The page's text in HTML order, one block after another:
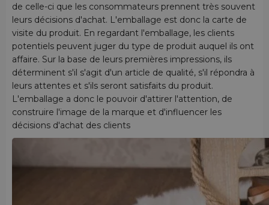
de celle-ci que les consommateurs prennent très souvent
leurs décisions d'achat. L'emballage est donc la carte de
visite du produit. En regardant l'emballage, les clients
potentiels peuvent juger du type de produit auquel ils ont
affaire. Sur la base de leurs premières impressions, ils
déterminent s'il s'agit d'un article de qualité, s'il répondra à
leurs attentes et s'ils seront satisfaits du produit.
L'emballage a donc le pouvoir d'attirer l'attention, de
construire l'image de la marque et d'influencer les
décisions d'achat des clients